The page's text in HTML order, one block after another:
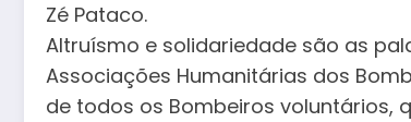
Zé Pataco.
Altruísmo e solidariedade são as
Associações Humanitárias dos
de todos os Bombeiros voluntários,